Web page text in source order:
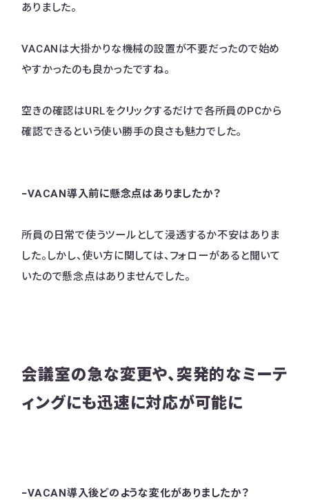
ありました。
VACANは大掛かりな機械の設置が不要だったので始め
やすかったのも良かったですね。
空きの確認はURLをクリックするだけで各所員のPCから
確認できるという使い勝手の良さも魅力でした。
−VACAN導入前に懸念点はありましたか？
所員の日常で使うツールとして浸透するか不安はありま
した。しかし、使い方に関しては、フォローがあると聞いて
いたので懸念点はありませんでした。
会議室の急な変更や、突発的なミーテ
ィングにも迅速に対応が可能に
−VACAN導入後どのような変化がありましたか？